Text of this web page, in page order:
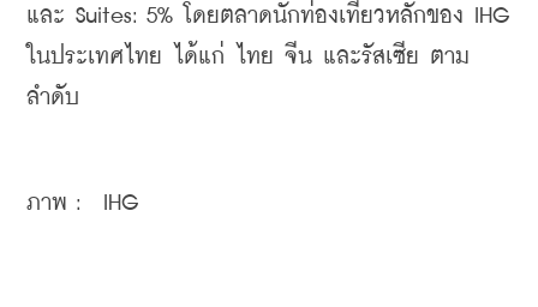
และ Suites: 5% โดยตลาดนักท่องเที่ยวหลักของ IHG
ในประเทศไทย ได้แก่
ไทย จีน และรัสเซีย ตาม
ลำดับ
ภาพ :  IHG